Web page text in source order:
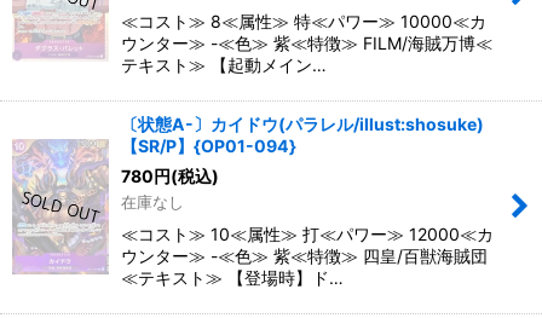
≪コスト≫ 8≪属性≫ 特≪パワー≫ 10000≪カ
ウンター≫ -≪色≫ 紫≪特徴≫ FILM/海賊万博≪
テキスト≫ 【起動メイン…
〔状態A-〕カイドウ(パラレル/illust:shosuke)
【SR/P】{OP01-094}
780円(税込)
在庫なし
≪コスト≫ 10≪属性≫ 打≪パワー≫ 12000≪カ
ウンター≫ -≪色≫ 紫≪特徴≫ 四皇/百獣海賊団
≪テキスト≫ 【登場時】ド…